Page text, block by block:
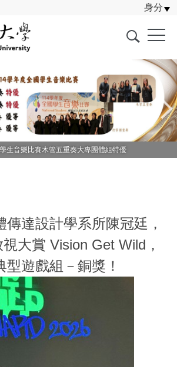
身分
生音樂比賽木管五重奏大專團體組特優
傳達設計學系所陳冠廷，
大賞 Vision Get Wild，
遊戲組－銅獎！